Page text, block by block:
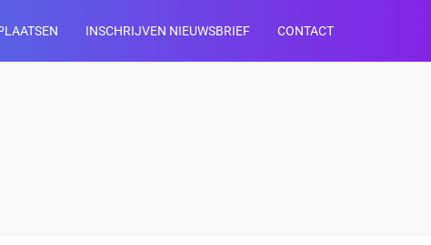
INSCHRIJVEN NIEUWSBRIEF CONTACT